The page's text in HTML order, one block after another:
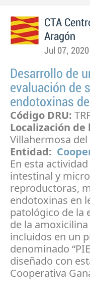
CTA
Aragón
Jul 07,
Desarrollo de
evaluación de
endotoxinas
Código DRU:
Localización
Villahermosa
Entidad:
En esta
intestinal y
reproductoras,
endotoxinas en
patológico de la
de la
incluidos en un
denominado
diseñado con
Cooperativa